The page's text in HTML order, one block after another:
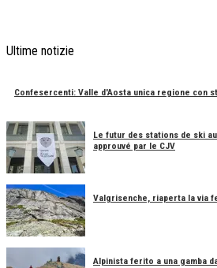
Ultime notizie
Confesercenti: Valle d'Aosta unica regione con
Le futur des stations de ski
approuvé par le CJV
Valgrisenche, riaperta la via
Alpinista ferito a una gamba